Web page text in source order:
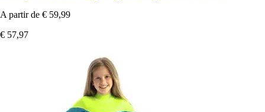
A partir de € 59,99
€ 57,97